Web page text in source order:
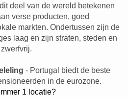
deel van de wereld betekenen
verse producten, goed
markten. Ondertussen zijn de
laag en zijn straten, steden en
- Portugal biedt de beste
in de eurozone.
1 locatie?